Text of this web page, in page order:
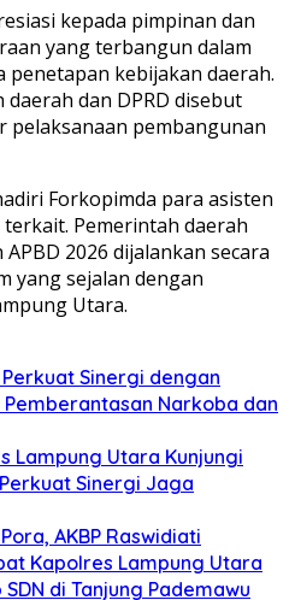
kepada pimpinan dan
yang terbangun dalam
kebijakan daerah.
dan DPRD disebut
pelaksanaan pembangunan
Forkopimda para asisten
Pemerintah daerah
2026 dijalankan secara
yang sejalan dengan
Utara.
Sinergi dengan
Narkoba dan
Lampung Utara Kunjungi
Sinergi Jaga
AKBP Raswidiati
Kapolres Lampung Utara
di Tanjung Pademawu